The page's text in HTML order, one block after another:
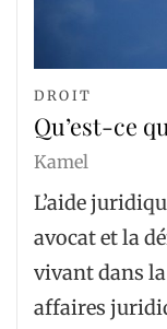
DROIT
Qu’est-ce
Kamel
L’aide
avocat et la
vivant dans
affaires